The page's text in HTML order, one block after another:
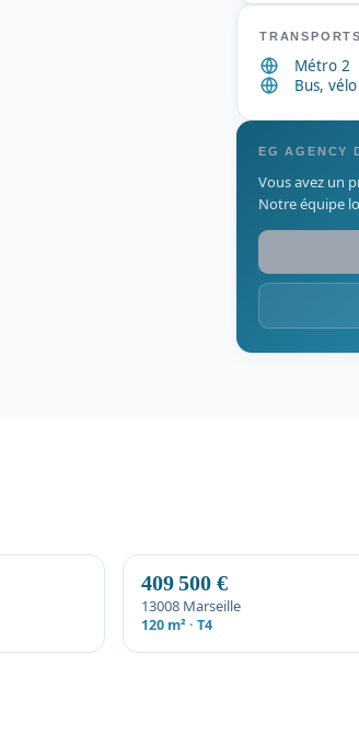
Métro 2
Bus, vélo
EG AGENCY
Vous avez un
Notre équipe
409 500 €
13008 Marseille
120 m² · T4